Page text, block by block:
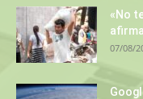
«No
07/08/